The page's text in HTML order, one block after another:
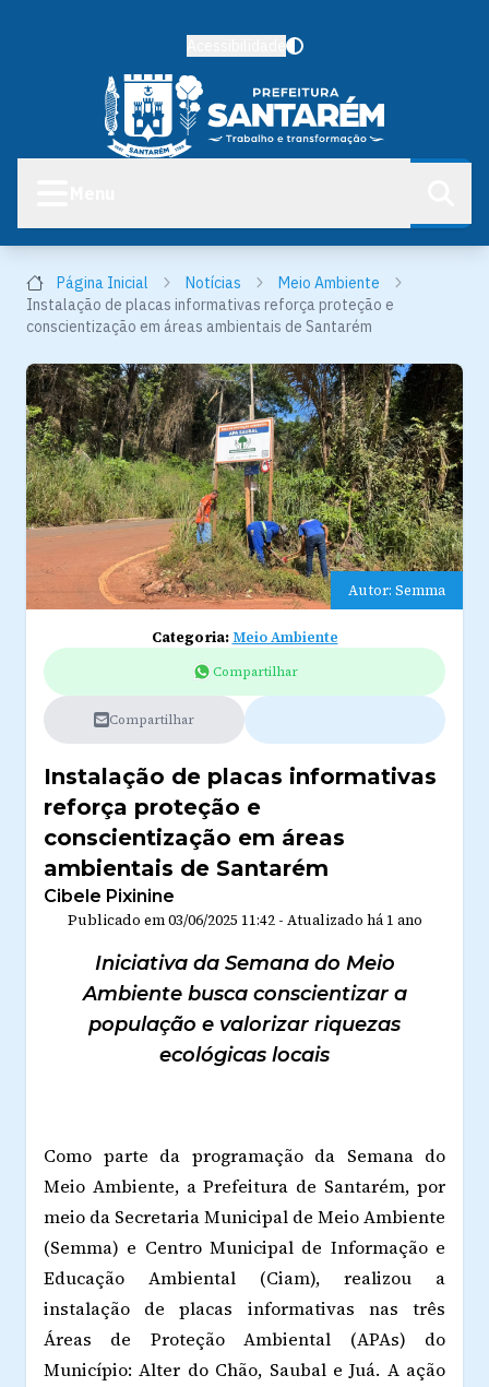
Página Inicial Notícias
Meio Ambiente
Instalação de placas informativas reforça proteção e
conscientização em áreas ambientais de Santarém
Autor: Semma
Categoria:Meio Ambiente
Compartilhar
Compartilhar
Instalação de placas informativas
reforça proteção e
conscientização em áreas
ambientais de Santarém
Cibele Pixinine
Publicado em03/06/2025 11:42- Atualizado há 1 ano
Iniciativa da Semana do Meio
Ambiente busca conscientizar a
população e valorizar riquezas
ecológicas locais
Como parte da programação da Semana do
Meio Ambiente, a Prefeitura de Santarém, por
meio da Secretaria Municipal de Meio Ambiente
(Semma) e Centro Municipal de Informação e
Educação Ambiental (Ciam), realizou a
instalação de placas informativas nas três
Áreas de Proteção Ambiental (APAs) do
Município: Alter do Chão, Saubal e Juá. A ação